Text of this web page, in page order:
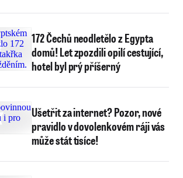
172 Čechů neodletělo z Egypta
domů! Let zpozdili opilí cestující,
hotel byl prý příšerný
Ušetřit za internet? Pozor, nové
pravidlo v dovolenkovém ráji vás
může stát tisíce!